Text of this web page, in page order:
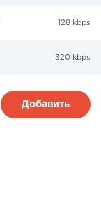
128 kbps
320 kbps
Добавить